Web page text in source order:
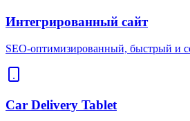
Интегрированный сайт
SEO-оптимизированный, быстрый и
Car Delivery Tablet